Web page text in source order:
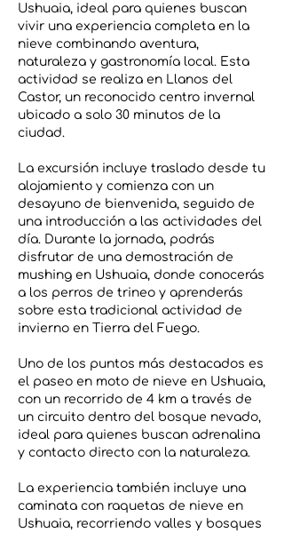
Ushuaia, ideal para quienes buscan
vivir una experiencia completa en la
nieve combinando aventura,
naturaleza y gastronomía local. Esta
actividad se realiza en Llanos del
Castor, un reconocido centro invernal
ubicado a solo 30 minutos de la
ciudad.
La excursión incluye traslado desde tu
alojamiento y comienza con un
desayuno de bienvenida, seguido de
una introducción a las actividades del
día. Durante la jornada, podrás
disfrutar de una demostración de
mushing en Ushuaia, donde conocerás
a los perros de trineo y aprenderás
sobre esta tradicional actividad de
invierno en Tierra del Fuego.
Uno de los puntos más destacados es
el paseo en moto de nieve en Ushuaia,
con un recorrido de 4 km a través de
un circuito dentro del bosque nevado,
ideal para quienes buscan adrenalina
y contacto directo con la naturaleza.
La experiencia también incluye una
caminata con raquetas de nieve en
Ushuaia, recorriendo valles y bosques